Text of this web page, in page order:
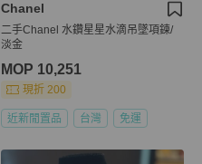
Chanel
二手Chanel 水鑽星星水滴吊墜項鍊/
淡金
MOP 10,251
現折 200
近新閒置品 台灣 免運